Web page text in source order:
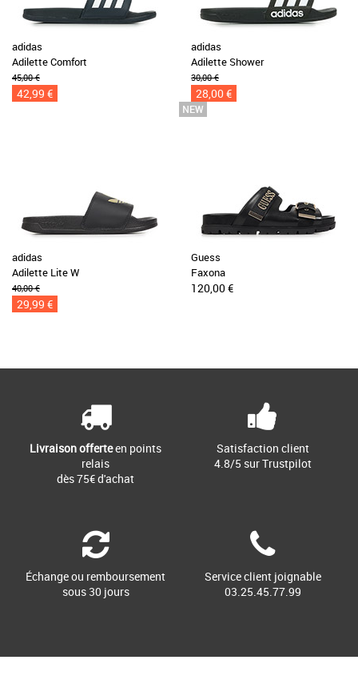
adidas
Adilette Comfort
45,00 €
42,99 €
adidas
Adilette Shower
30,00 €
28,00 €
adidas
Adilette Lite W
40,00 €
29,99 €
Guess
Faxona
120,00 €
Livraison offerteen points
relais
dès 75€ d'achat
Satisfaction client
4.8/5 sur Trustpilot
Échange ou remboursement
sous 30 jours
Service client joignable
03.25.45.77.99